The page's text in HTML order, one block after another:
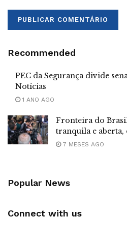
Recommended
PEC da Segurança divide
Notícias
1 ANO AGO
Fronteira do
tranquila e aberta,
7 MESES AGO
Popular News
Connect with us